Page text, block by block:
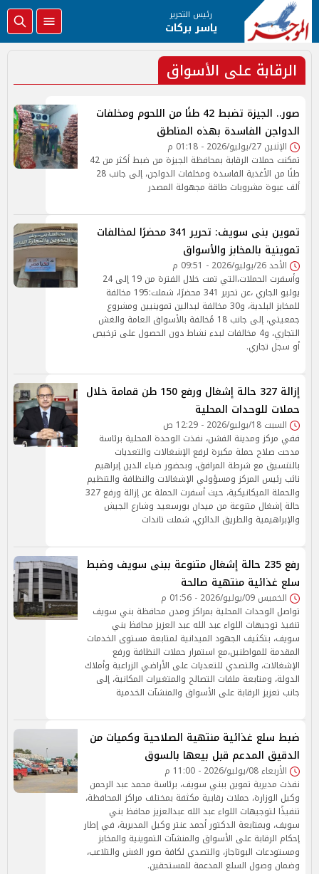
رئيس التحرير
ياسر بركات
الرقابة على الأسواق
صور.. الجيزة تضبط 42 طنًا من اللحوم ومخلفات
الدواجن الفاسدة بهذه المناطق
الإثنين 27/يوليو/2026 - 01:18 م
تمكنت حملات الرقابة بمحافظة الجيزة من ضبط أكثر من 42
طنًا من الأغذية الفاسدة ومخلفات الدواجن، إلى جانب 28
ألف عبوة مشروبات طاقة مجهولة المصدر
تموين بنى سويف: تحرير 341 محضرًا لمخالفات
تموينية بالمخابز والأسواق
الأحد 26/يوليو/2026 - 09:51 م
وأسفرت الحملات،التي تمت خلال الفترة من 19 إلى 24
يوليو الجاري ،عن تحرير 341 محضرًا، شملت:195 مخالفة
للمخابز البلدية، و30 مخالفة لبدالين تموينيين ومشروع
جمعيتي، إلى جانب 18 مُخالفة بالأسواق العامة والغش
التجاري، و4 مخالفات لبدء نشاط دون الحصول على ترخيص
أو سجل تجاري.
إزالة 327 حالة إشغال ورفع 150 طن قمامة خلال
حملات للوحدات المحلية
السبت 18/يوليو/2026 - 12:29 ص
ففي مركز ومدينة الفشن، نفذت الوحدة المحلية برئاسة
مدحت صلاح حملة مكبرة لرفع الإشغالات والتعديات
بالتنسيق مع شرطة المرافق، وبحضور ضياء الدين إبراهيم
نائب رئيس المركز ومسؤولي الإشغالات والنظافة والتنظيم
والحملة الميكانيكية، حيث أسفرت الحملة عن إزالة ورفع 327
حالة إشغال متنوعة من ميدان بورسعيد وشارع الجيش
والإبراهيمية والطريق الدائري، شملت تاندات
رفع 235 حالة إشغال متنوعة ببنى سويف وضبط
سلع غذائية منتهية صالحة
الخميس 09/يوليو/2026 - 01:56 م
تواصل الوحدات المحلية بمراكز ومدن محافظة بني سويف
تنفيذ توجيهات اللواء عبد الله عبد العزيز محافظ بني
سويف، بتكثيف الجهود الميدانية لمتابعة مستوى الخدمات
المقدمة للمواطنين،مع استمرار حملات النظافة ورفع
الإشغالات، والتصدي للتعديات على الأراضي الزراعية وأملاك
الدولة، ومتابعة ملفات التصالح والمتغيرات المكانية، إلى
جانب تعزيز الرقابة على الأسواق والمنشآت الخدمية
ضبط سلع غذائية منتهية الصلاحية وكميات من
الدقيق المدعم قبل بيعها بالسوق
الأربعاء 08/يوليو/2026 - 11:00 م
نفذت مديرية تموين ببني سويف، برئاسة محمد عبد الرحمن
وكيل الوزارة، حملات رقابية مكثفة بمختلف مراكز المحافظة،
تنفيذًا لتوجيهات اللواء عبد الله عبدالعزيز محافظ بني
سويف، وبمتابعة الدكتور أحمد عنتر وكيل المديرية، في إطار
إحكام الرقابة على الأسواق والمنشآت التموينية والمخابز
ومستودعات البوتاجاز، والتصدي لكافة صور الغش والتلاعب،
وضمان وصول السلع المدعمة للمستحقين.